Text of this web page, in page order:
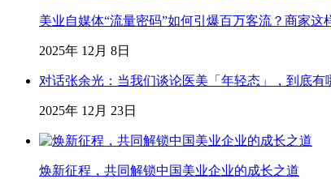
美业自媒体“流量密码”如何引爆百万客流？商家这
2025年 12月 8日
对话张余光：当我们谈论医美「年轻态」，到底有
2025年 12月 23日
焕新征程，共同解锁中国美业企业的成长之道